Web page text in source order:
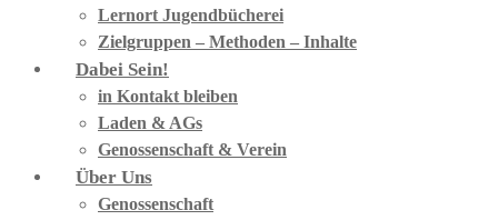
Lernort Jugendbücherei
Zielgruppen – Methoden – Inhalte
Dabei Sein!
in Kontakt bleiben
Laden & AGs
Genossenschaft & Verein
Über Uns
Genossenschaft